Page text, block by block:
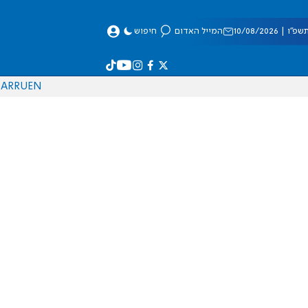
08/2026 המייל האדום חיפוש
EN
RU
AR